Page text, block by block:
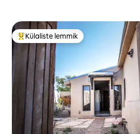
Külaliste suur lemmik
Külaliste lemmik